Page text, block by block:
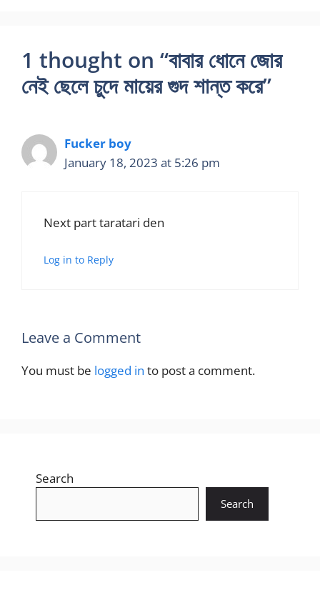
1 thought on “বাবার ধোনে জোর
নেই ছেলে চুদে মায়ের গুদ শান্ত করে”
Fucker boy
January 18, 2023 at 5:26 pm
Next part taratari den
Log in to Reply
Leave a Comment
You must be logged in to post a comment.
Search
Search